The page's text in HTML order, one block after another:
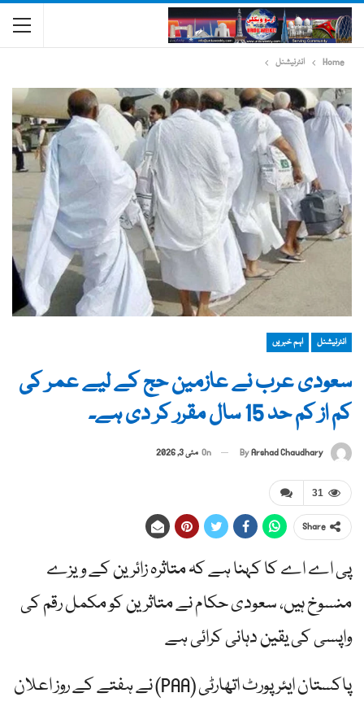
Home انٹرنیشنل
انٹرنیشنل اہم خبریں
سعودی عرب نے عازمین حج کے لیے عمر کی
کم از کم حد 15 سال مقرر کر دی ہے۔
ByArshad Chaudhary
On مئی 3, 2026
31
Share
پی اے اے کا کہنا ہے کہ متاثرہ زائرین کے ویزے
منسوخ ہیں، سعودی حکام نے متاثرین کو مکمل رقم کی
واپسی کی یقین دہانی کرائی ہے
پاکستان ایئرپورٹ اتھارٹی (PAA) نے ہفتے کے روز اعلان